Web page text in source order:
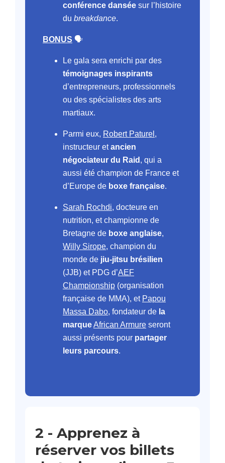
conférence dansée sur l’histoire
du breakdance.
BONUS 🗣️
Le gala sera enrichi par des
témoignages inspirants
d’entrepreneurs, professionnels
ou des spécialistes des arts
martiaux.
Parmi eux, Robert Paturel ,
instructeur etancien
négociateur du Raid , qui a
aussi été champion de France et
d’Europe de boxe française.
Sarah Rochdi, docteure en
nutrition, et championne de
Bretagne de boxe anglaise,
Willy Sirope, champion du
monde de jiu-jitsu brésilien
(JJB) et PDG d’AEF
Championship (organisation
française de MMA), et Papou
Massa Dabo, fondateur de la
marqueAfrican Armure seront
aussi présents pour partager
leurs parcours.
2 - Apprenez à
réserver vos billets